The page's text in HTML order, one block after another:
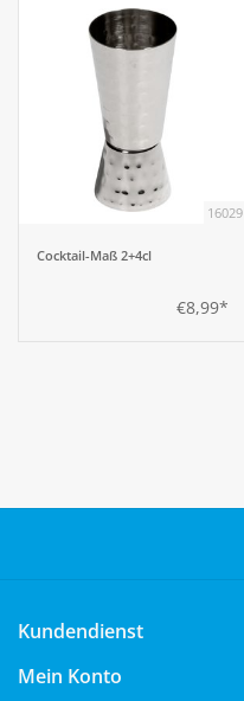
16029
Cocktail-Maß 2+4cl
€8,99*
Kundendienst
Mein Konto